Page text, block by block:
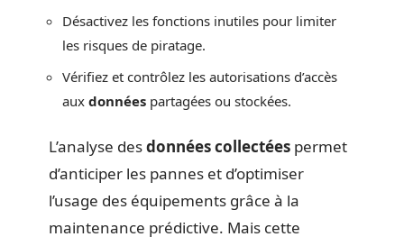
Désactivez les fonctions inutiles pour limiter
les risques de piratage.
Vérifiez et contrôlez les autorisations d’accès
aux données partagées ou stockées.
L’analyse desdonnées collectées permet
d’anticiper les pannes et d’optimiser
l’usage des équipements grâce à la
maintenance prédictive. Mais cette